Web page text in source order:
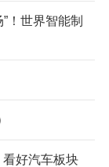
！世界智能制
看好汽车板块